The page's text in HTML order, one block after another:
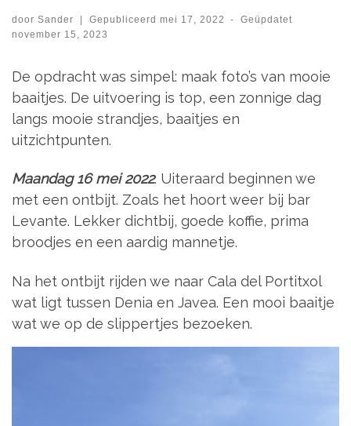
door Sander | Gepubliceerd mei 17, 2022 -
Geüpdatet
november 15, 2023
De opdracht was simpel: maak foto’s van mooie
baaitjes. De uitvoering is top, een zonnige dag
langs mooie strandjes, baaitjes en
uitzichtpunten.
Maandag 16 mei 2022. Uiteraard beginnen we
met een ontbijt. Zoals het hoort weer bij bar
Levante. Lekker dichtbij, goede koffie, prima
broodjes en een aardig mannetje.
Na het ontbijt rijden we naar Cala del Portitxol
wat ligt tussen Denia en Javea. Een mooi baaitje
wat we op de slippertjes bezoeken.